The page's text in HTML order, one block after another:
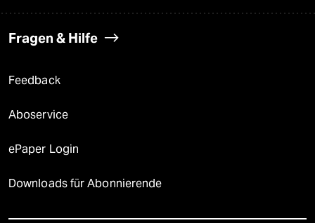
Fragen & Hilfe
Feedback
Aboservice
ePaper Login
Downloads für Abonnierende